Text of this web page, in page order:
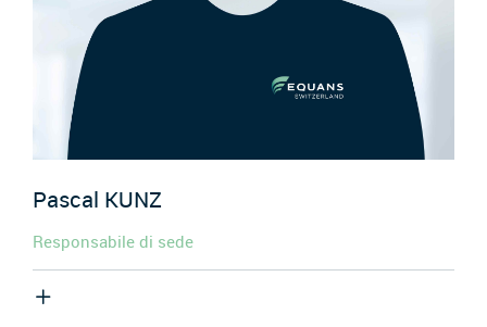
Pascal KUNZ
Responsabile di sede